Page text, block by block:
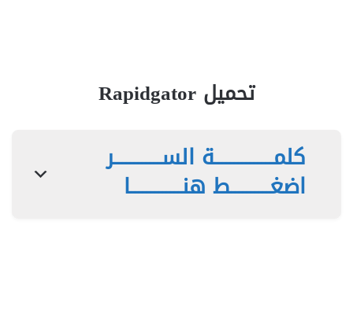
تحميل Rapidgator
كلمـــــــــــــــة الســــــــــــر
اضغــــــــــط هنـــــــــــــا